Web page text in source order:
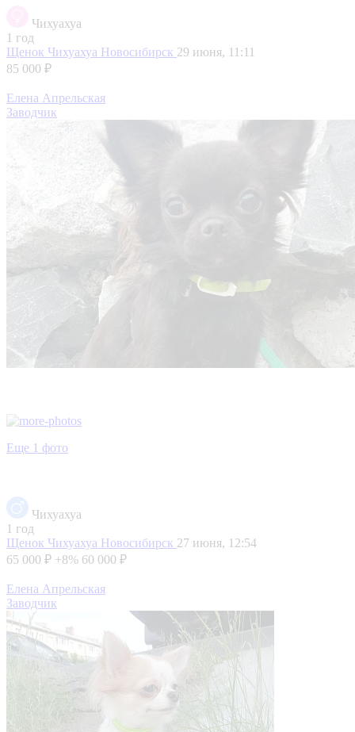
Чихуахуа
1 год
Щенок Чихуахуа Новосибирск 29 июня, 11:11
85 000 ₽
Елена Апрельская
Заводчик
Еще 1 фото
Чихуахуа
1 год
Щенок Чихуахуа Новосибирск 27 июня, 12:54
65 000 ₽ +8% 60 000 ₽
Елена Апрельская
Заводчик